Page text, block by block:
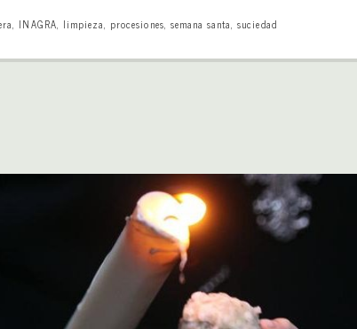
, INAGRA, limpieza, procesiones, semana santa,suciedad